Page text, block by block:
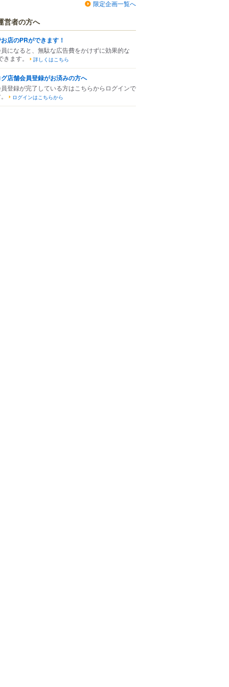
限定企画一覧へ
営者の方へ
店のPRができます！
員になると、無駄な広告費をかけずに効果的な
きます。
詳しくはこちら
店舗会員登録がお済みの方へ
登録が完了している方はこちらからログインで
ログインはこちらから